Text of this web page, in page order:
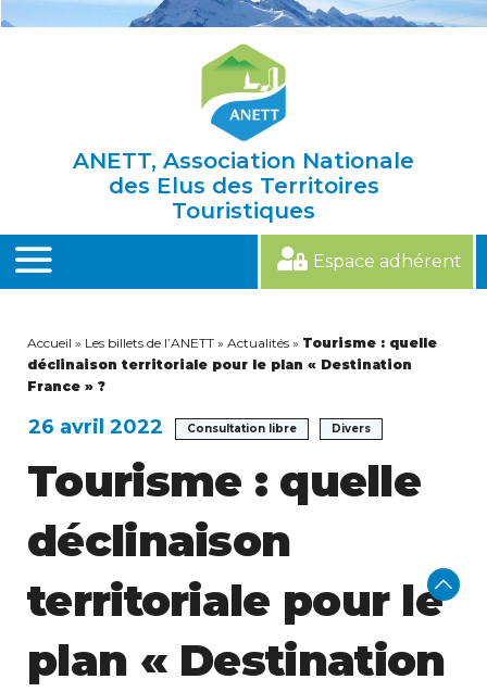
ANETT, Association Nationale
des Elus des Territoires
Touristiques
MENU
Espace adhérent
Accueil » Les billets de l’ANETT » Actualités » Tourisme : quelle
déclinaison territoriale pour le plan « Destination
France » ?
26 avril 2022 Consultation libre Divers
Tourisme : quelle
déclinaison
territoriale pour le
plan « Destination